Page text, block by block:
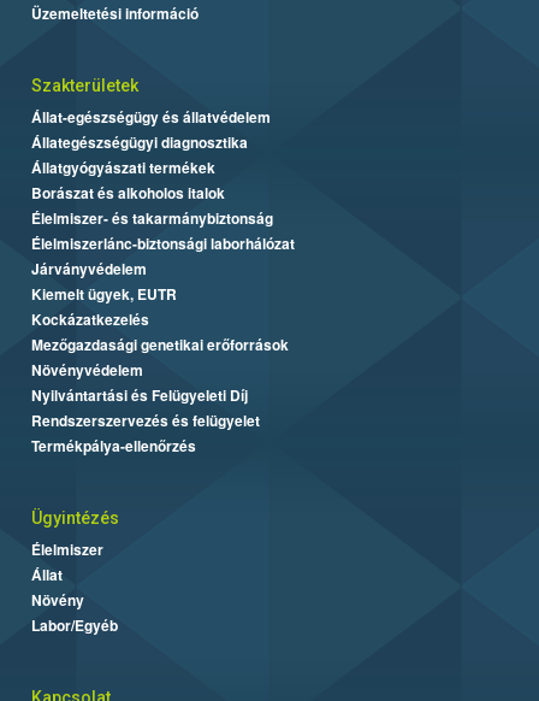
Üzemeltetési információ
Szakterületek
Állat-egészségügy és állatvédelem
Állategészségügyi diagnosztika
Állatgyógyászati termékek
Borászat és alkoholos italok
Élelmiszer- és takarmánybiztonság
Élelmiszerlánc-biztonsági laborhálózat
Járványvédelem
Kiemelt ügyek, EUTR
Kockázatkezelés
Mezőgazdasági genetikai erőforrások
Növényvédelem
Nyilvántartási és Felügyeleti Díj
Rendszerszervezés és felügyelet
Termékpálya-ellenőrzés
Ügyintézés
Élelmiszer
Állat
Növény
Labor/Egyéb
Kapcsolat